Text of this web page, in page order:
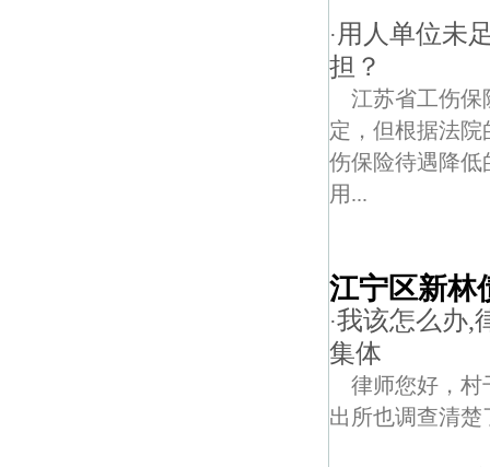
· 用人单位未
担？
江苏省工伤保
定，但根据法
伤保险待遇降低
用...
江宁区新林
·我该怎么办,
集体
律师您好，村
出所也调查清